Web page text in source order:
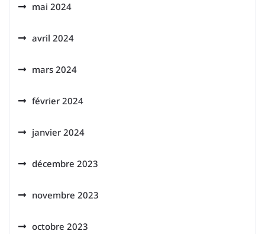
mai 2024
avril 2024
mars 2024
février 2024
janvier 2024
décembre 2023
novembre 2023
octobre 2023